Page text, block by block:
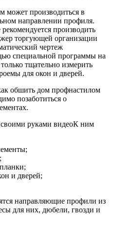
может производиться в
направлении профиля.
производить
торгующей организации
чертеж
специальной программы на
тщательно измерить
для окон и дверей.
обшить дом профнастилом
позаботиться о
К ним
и дверей;
направляющие профили из
для них, дюбели, гвозди и